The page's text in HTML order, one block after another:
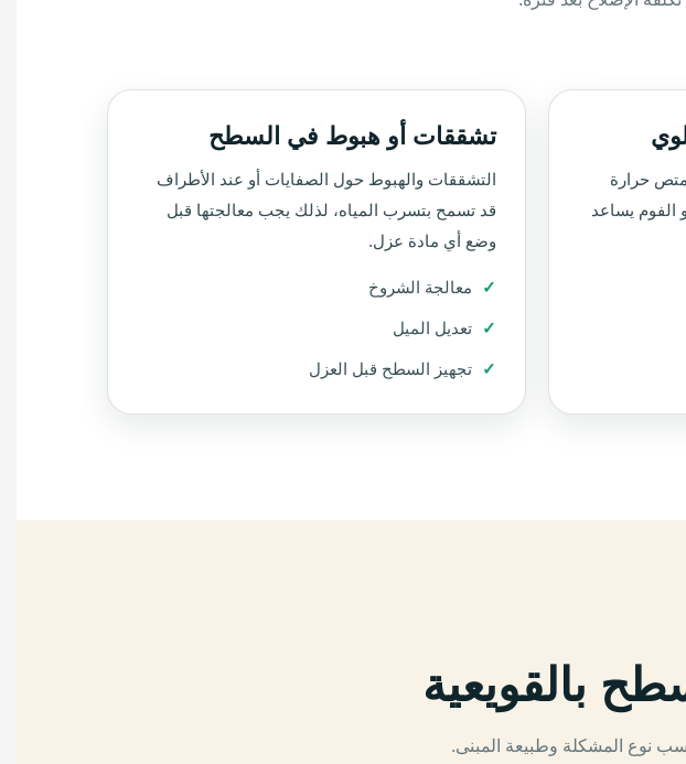
حرارة
الفوم يساعد
تشققات أو هبوط في السطح
التشققات والهبوط حول الصفايات أو عند الأطراف
قد تسمح بتسرب المياه، لذلك يجب معالجتها قبل
وضع أي مادة عزل.
معالجة الشروخ
تعديل الميل
تجهيز السطح قبل العزل
بالقويعية
نوع المشكلة وطبيعة المبنى.